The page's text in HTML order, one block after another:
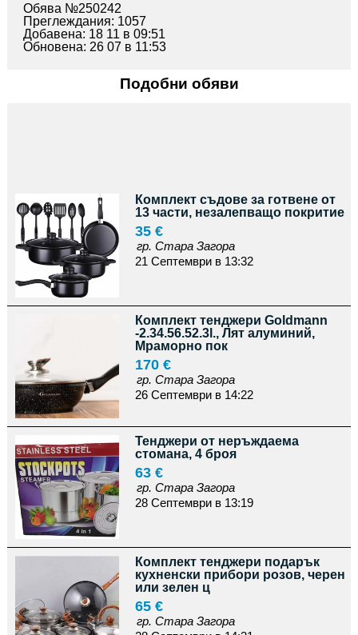
Обява №250242
Преглеждания: 1057
Добавена: 18 11 в 09:51
Обновена: 26 07 в 11:53
Подобни обяви
Комплект съдове за готвене от
13 части, незалепващо покритие
35 €
гр. Стара Загора
21 Септември в 13:32
Комплект тенджери Goldmann
-2.34.56.52.3l., Лят алуминий,
Мраморно пок
170 €
гр. Стара Загора
26 Септември в 14:22
Тенджери от неръждаема
стомана, 4 броя
63 €
гр. Стара Загора
28 Септември в 13:19
Комплект тенджери подарък
кухненски прибори розов, черен
или зелен ц
65 €
гр. Стара Загора